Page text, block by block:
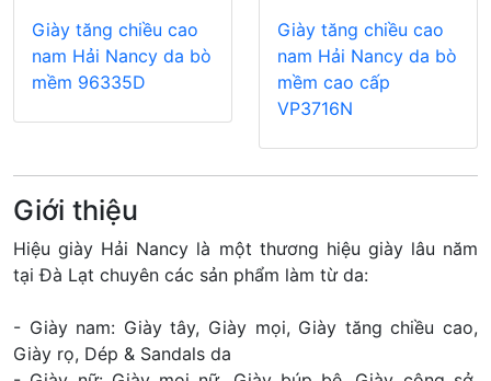
Giày tăng chiều cao
nam Hải Nancy da bò
mềm 96335D
Giày tăng chiều cao
nam Hải Nancy da bò
mềm cao cấp
VP3716N
Giới thiệu
Hiệu giày Hải Nancy là một thương hiệu giày lâu năm
tại Đà Lạt chuyên các sản phẩm làm từ da:
- Giày nam: Giày tây, Giày mọi, Giày tăng chiều cao,
Giày rọ, Dép & Sandals da